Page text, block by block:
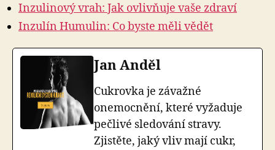
Inzulinový vrah: Jak ovlivňuje vaše zdraví
Inzulín Humulin: Co byste měli vědět
Jan Anděl
Cukrovka je závažné
onemocnění, které vyžaduje
pečlivé sledování stravy.
Zjistěte, jaký vliv mají cukr,